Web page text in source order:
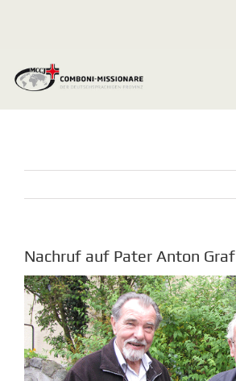
Nachruf auf Pater Anton Graf
Zeige
grösseres
Bild